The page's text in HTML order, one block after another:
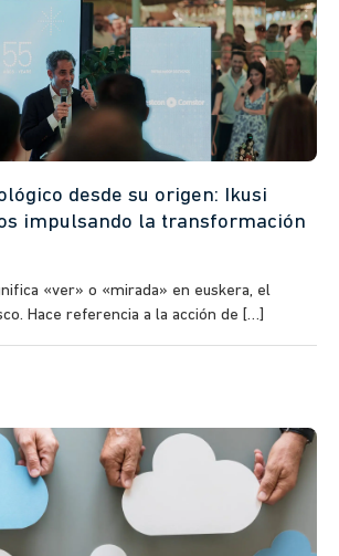
desde su origen: Ikusi
impulsando la transformación
«ver» o «mirada» en euskera, el
Hace referencia a la acción de […]